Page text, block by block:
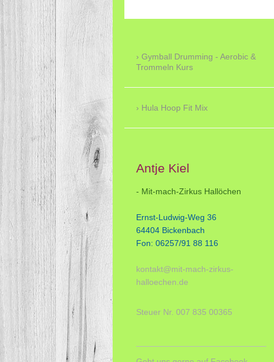
Gymball Drumming - Aerobic &
Trommeln Kurs
Hula Hoop Fit Mix
Antje Kiel
- Mit-mach-Zirkus Hallöchen
Ernst-Ludwig-Weg 36
64404 Bickenbach
Fon: 06257/91 88 116
kontakt@mit-mach-zirkus-
halloechen.de
Steuer Nr. 007 835 00365